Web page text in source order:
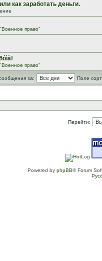
как заработать деньги.
право"
право"
за:
Поле
Перейти:
Powered by phpBB® Forum